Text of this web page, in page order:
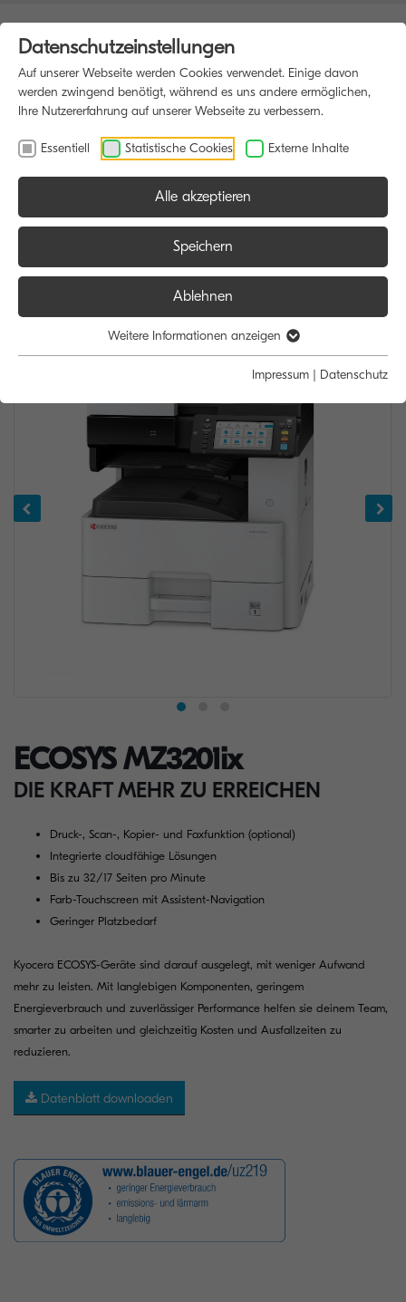
ECOSYS MZ3201ix
DIE KRAFT MEHR ZU ERREICHEN
Druck-, Scan-, Kopier- und Faxfunktion (optional)
Integrierte cloudfähige Lösungen
Bis zu 32/17 Seiten pro Minute
Farb-Touchscreen mit Assistent-Navigation
Geringer Platzbedarf
Kyocera ECOSYS-Geräte sind darauf ausgelegt, mit weniger Aufwand
mehr zu leisten. Mit langlebigen Komponenten, geringem
Energieverbrauch und zuverlässiger Performance helfen sie deinem Team,
smarter zu arbeiten und gleichzeitig Kosten und Ausfallzeiten zu
reduzieren.
Datenblatt downloaden
Datenschutzeinstellungen
Auf unserer Webseite werden Cookies verwendet. Einige davon
werden zwingend benötigt, während es uns andere ermöglichen,
Ihre Nutzererfahrung auf unserer Webseite zu verbessern.
Essentiell Statistische Cookies Externe Inhalte
Alle akzeptieren
Speichern
Ablehnen
Weitere Informationen anzeigen
Impressum | Datenschutz